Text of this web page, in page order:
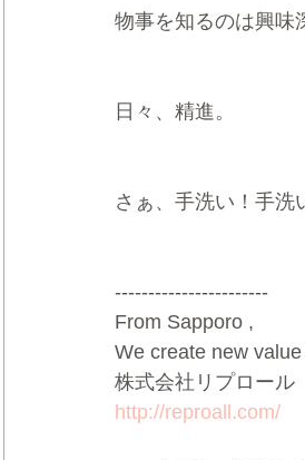
物事を知るのは興味
日々、精進。
さぁ、手洗い！手洗
-----------------------
From Sapporo ,
We create new value
株式会社リプロール
http://reproall.com/